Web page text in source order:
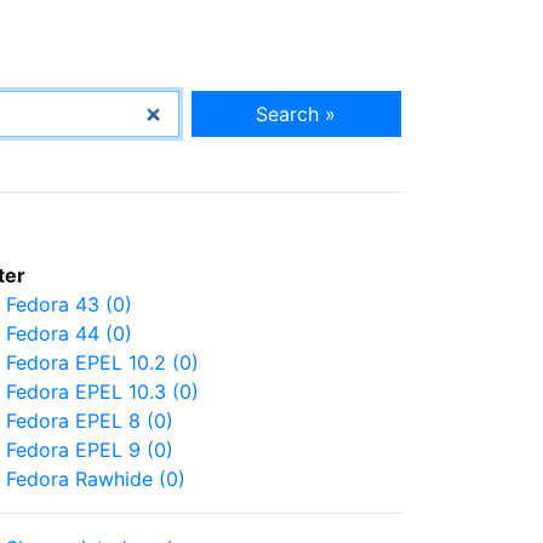
Search »
Fedora 43 (0)
Fedora 44 (0)
Fedora EPEL 10.2 (0)
Fedora EPEL 10.3 (0)
Fedora EPEL 8 (0)
Fedora EPEL 9 (0)
Fedora Rawhide (0)